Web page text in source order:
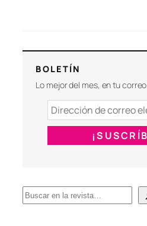
BOLETÍN
Lo mejor del mes, en tu correo.
B
u